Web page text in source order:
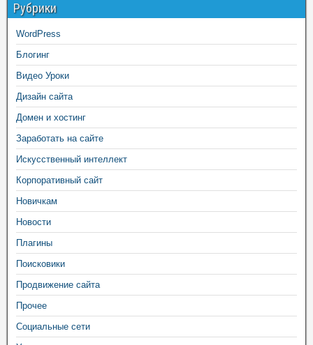
Рубрики
WordPress
Блогинг
Видео Уроки
Дизайн сайта
Домен и хостинг
Заработать на сайте
Искусственный интеллект
Корпоративный сайт
Новичкам
Новости
Плагины
Поисковики
Продвижение сайта
Прочее
Социальные сети